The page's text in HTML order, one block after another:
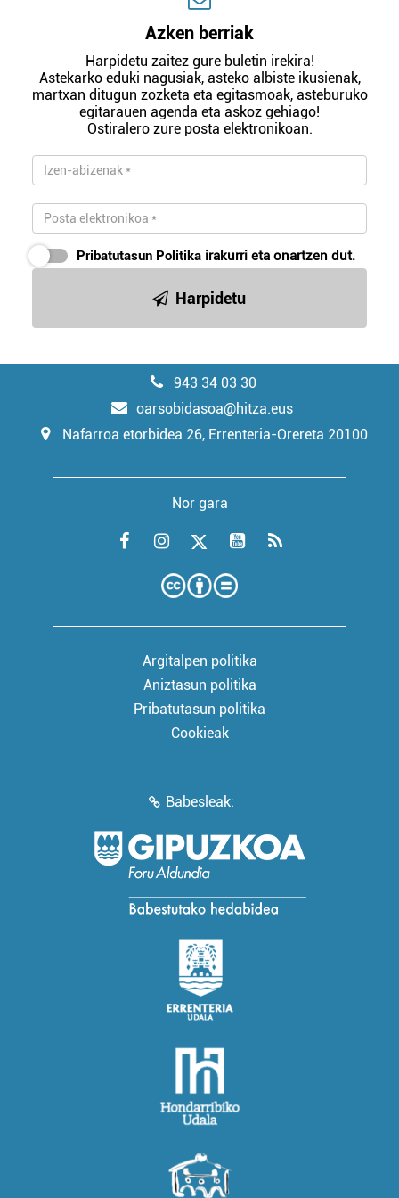
Azken berriak
Harpidetu zaitez gure buletin irekira!
Astekarko eduki nagusiak, asteko albiste ikusienak,
martxan ditugun zozketa eta egitasmoak, asteburuko
egitarauen agenda eta askoz gehiago!
Ostiralero zure posta elektronikoan.
Pribatutasun Politika irakurri eta onartzen dut.
Harpidetu
943 34 03 30
oarsobidasoa@hitza.eus
Nafarroa etorbidea 26, Errenteria-Orereta 20100
Nor gara
Argitalpen politika
Aniztasun politika
Pribatutasun politika
Cookieak
Babesleak: